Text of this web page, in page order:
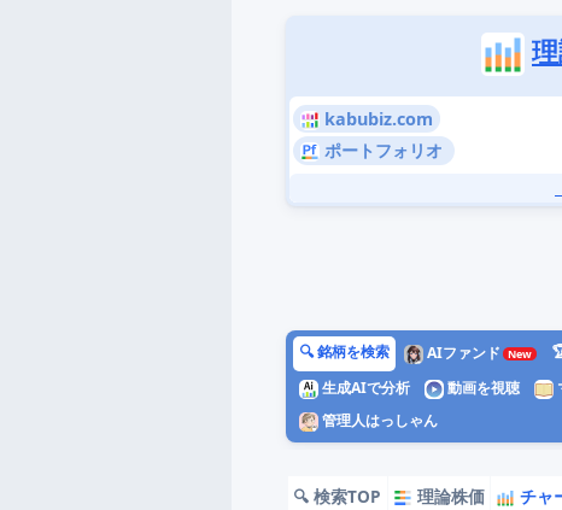
kabubiz.com
ポートフォリオ
🔍 銘柄を検索 AIファンド
生成AIで分析
動画を視聴
管理人はっしゃん
🔍 検索TOP 理論株価 チャ